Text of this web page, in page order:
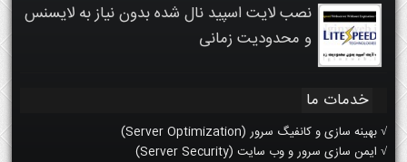
نصب لایت اسپید نال شده بدون نیاز به لایسنس
و محدودیت زمانی
خدمات ما
√ بهینه سازی و کانفیگ سرور (Server Optimization)
√ ایمن سازی سرور و وب سایت (Server Security)